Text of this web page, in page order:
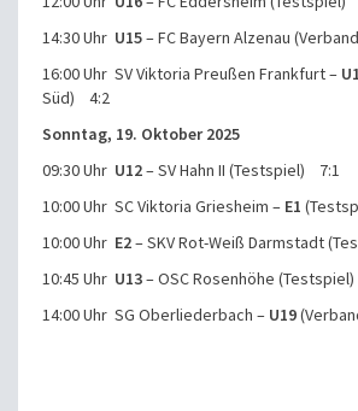
14:30 Uhr U15– FC Bayern Alzenau
16:00 Uhr SV Viktoria Preußen Frankfurt –
Süd) 4:2
Sonntag, 19. Oktober 2025
09:30 Uhr U12– SV Hahn II (Testspiel) 7:1
10:00 Uhr SC Viktoria Griesheim – E1
10:00 Uhr E2– SKV Rot-Weiß Darmstadt
10:45 Uhr U13– OSC Rosenhöhe
14:00 Uhr SG Oberliederbach – U19